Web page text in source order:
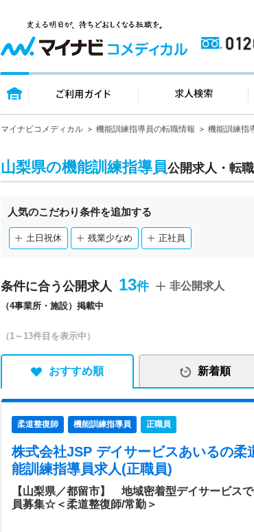
トップページ ご利用ガイド
マイナビコメディカル 機能訓練指導員の転職情報 機能訓練指
山梨県の機能訓練指導員公開求人・転
人気のこだわり条件を追加する
土日祝休 残業少なめ 正社員
条件に合う公開求人 13
（4事業所・施設）掲載中
非公開求人
（1～13件目を表示中）
おすすめ順 新着順
柔道整復師 機能訓練指導員 正職員
株式会社JSP デイサービスあいるの柔
能訓練指導員求人(正職員)
【山梨県／都留市】 地域密着型デイサービス
員募集☆＜柔道整復師/常勤＞